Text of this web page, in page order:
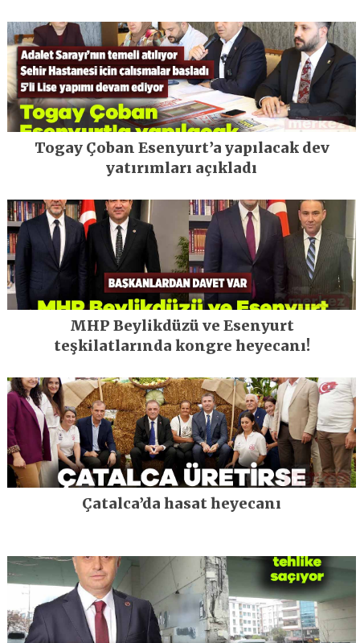
Togay Çoban Esenyurt’a yapılacak dev
yatırımları açıkladı
MHP Beylikdüzü ve Esenyurt
teşkilatlarında kongre heyecanı!
Çatalca’da hasat heyecanı